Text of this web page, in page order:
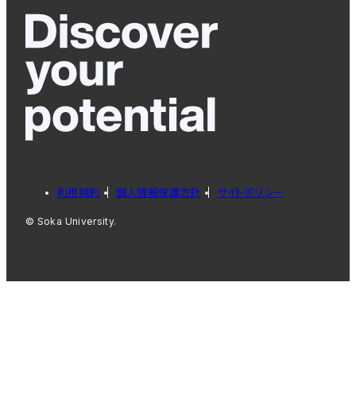
利用規約 個人情報保護方針 サイトポリシー
© Soka University.